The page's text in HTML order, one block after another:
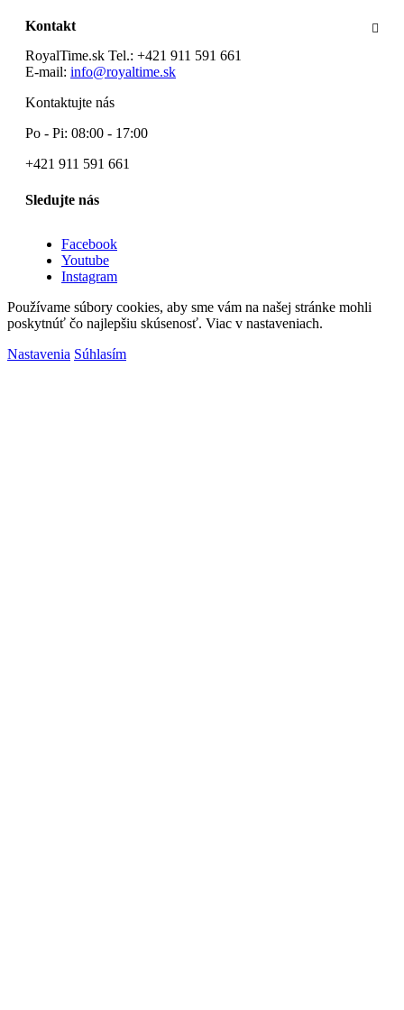
Kontakt
RoyalTime.sk Tel.: +421 911 591 661
E-mail: info@royaltime.sk
Kontaktujte nás
Po - Pi: 08:00 - 17:00
+421 911 591 661
Sledujte nás
Facebook
Youtube
Instagram
Používame súbory cookies, aby sme vám na našej stránke mohli
poskytnúť čo najlepšiu skúsenosť. Viac v nastaveniach.
Nastavenia Súhlasím